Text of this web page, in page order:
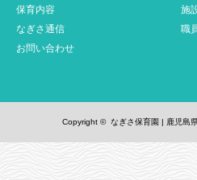
保育内容
施
なぎさ通信
職
お問い合わせ
Copyright © なぎさ保育園 | 鹿児島